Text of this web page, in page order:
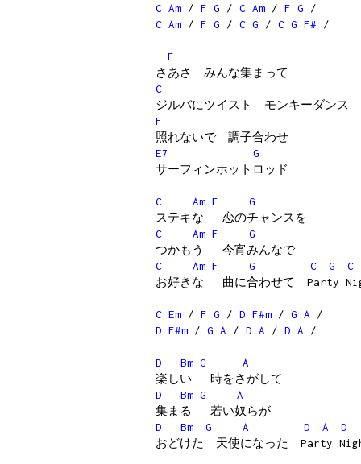
C Am / F G / C Am / F G /
C Am / F G / C G / C G F# /
F
さあさ みんな集まって
C
ジルバにツイスト モンキーダンス
F
照れないで 調子合わせ
E7
G
サーフィンホットロッド
C Am F
G
ステキな 恋のチャンスを
C
Am F
G
つかもう 今宵みんなで
C
Am F G C G C
お好きな 曲に合わせて Party
C Em / F G / D F#m / G A /
D F#m / G A / D A / D A /
D Bm G
A
楽しい 時をさがして
D
Bm G
A
集まる 若い奴らが
D
Bm G A D A D
おどけた 天使になった Party